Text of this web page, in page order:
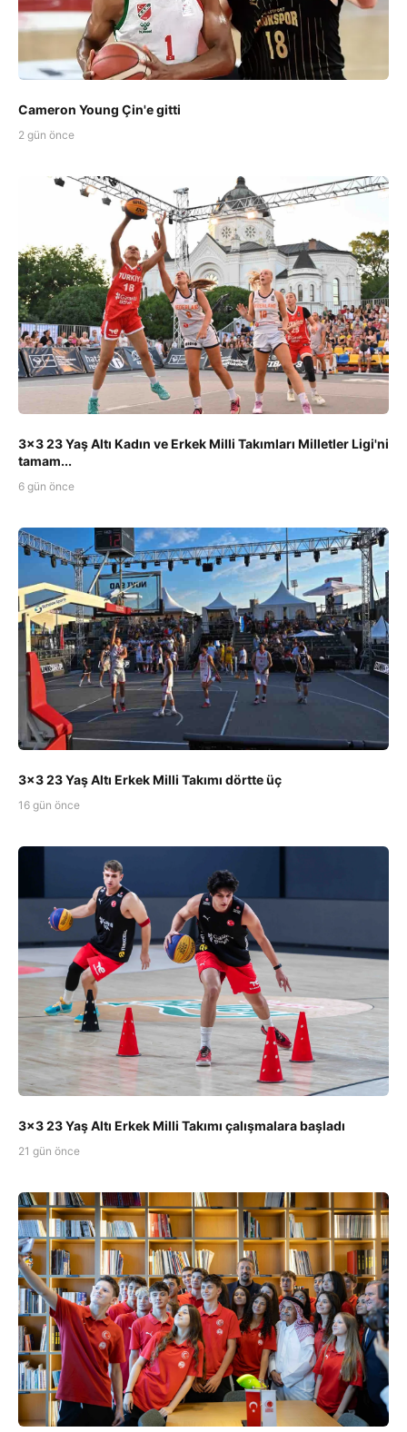
Cameron Young Çin'e gitti
2 gün önce
3x3 23 Yaş Altı Kadın ve Erkek Milli Takımları Milletler Ligi'ni
tamam...
6 gün önce
3x3 23 Yaş Altı Erkek Milli Takımı dörtte üç
16 gün önce
3x3 23 Yaş Altı Erkek Milli Takımı çalışmalara başladı
21 gün önce